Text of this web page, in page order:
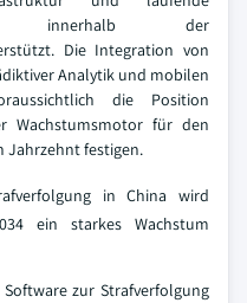
innerhalb der
Die Integration von
Analytik und mobilen
die Position
Wachstumsmotor für den
Jahrzehnt festigen.
in China wird
ein starkes Wachstum
zur Strafverfolgung